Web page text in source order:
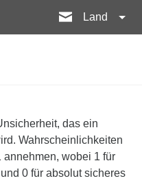
Land
das ein
Wahrscheinlichkeiten
annehmen, wobei 1 für
0 für absolut sicheres